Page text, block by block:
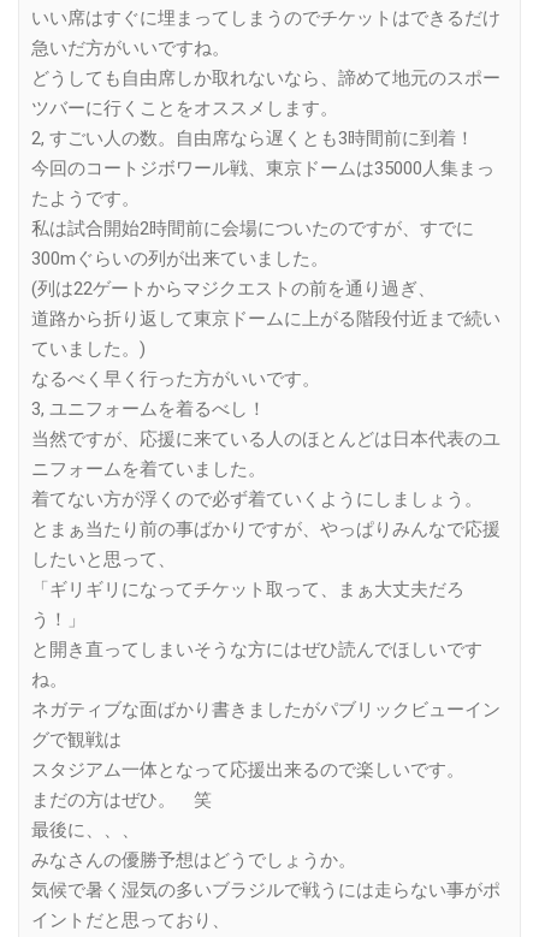
いい席はすぐに埋まってしまうのでチケットはできるだけ
急いだ方がいいですね。
どうしても自由席しか取れないなら、諦めて地元のスポー
ツバーに行くことをオススメします。
2, すごい人の数。自由席なら遅くとも3時間前に到着！
今回のコートジボワール戦、東京ドームは35000人集まっ
たようです。
私は試合開始2時間前に会場についたのですが、すでに
300mぐらいの列が出来ていました。
(列は22ゲートからマジクエストの前を通り過ぎ、
道路から折り返して東京ドームに上がる階段付近まで続い
ていました。)
なるべく早く行った方がいいです。
3, ユニフォームを着るべし！
当然ですが、応援に来ている人のほとんどは日本代表のユ
ニフォームを着ていました。
着てない方が浮くので必ず着ていくようにしましょう。
とまぁ当たり前の事ばかりですが、やっぱりみんなで応援
したいと思って、
「ギリギリになってチケット取って、まぁ大丈夫だろ
う！」
と開き直ってしまいそうな方にはぜひ読んでほしいです
ね。
ネガティブな面ばかり書きましたがパブリックビューイン
グで観戦は
スタジアム一体となって応援出来るので楽しいです。
まだの方はぜひ。 笑
最後に、、、
みなさんの優勝予想はどうでしょうか。
気候で暑く湿気の多いブラジルで戦うには走らない事がポ
イントだと思っており、